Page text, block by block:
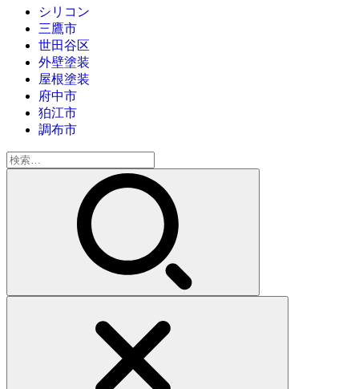
シリコン
三鷹市
世田谷区
外壁塗装
屋根塗装
府中市
狛江市
調布市
検
索: